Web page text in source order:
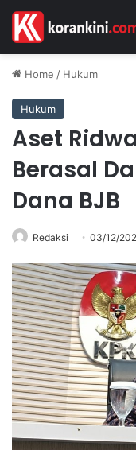
Home / Hukum
Hukum
Aset
Berasal
Dana BJB
Redaksi 03/12/